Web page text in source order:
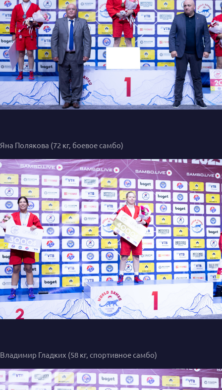
Яна Полякова (72 кг, боевое самбо)
Владимир Гладких (58 кг, спортивное самбо)